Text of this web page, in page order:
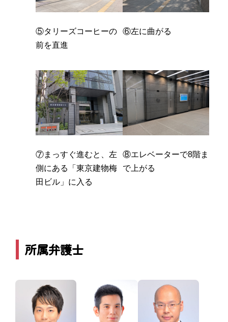
⑤タリーズコーヒーの
前を直進
⑥左に曲がる
⑦まっすぐ進むと、左
側にある「東京建物梅
田ビル」に入る
⑧エレベーターで8階ま
で上がる
所属弁護士